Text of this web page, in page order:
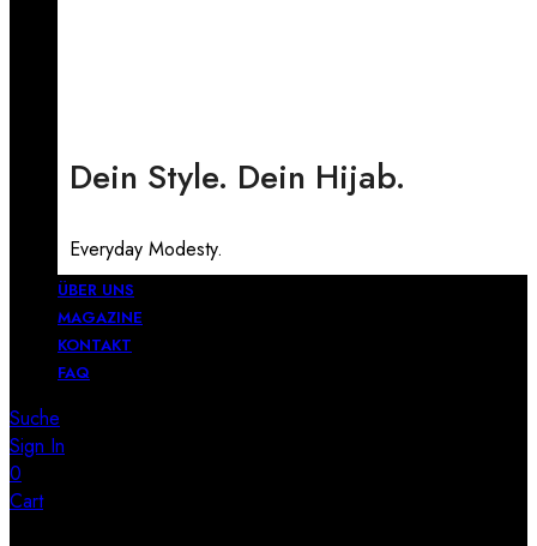
Dein Style. Dein Hijab.
Everyday Modesty.
ÜBER UNS
MAGAZINE
KONTAKT
FAQ
Suche
Sign In
0
Cart